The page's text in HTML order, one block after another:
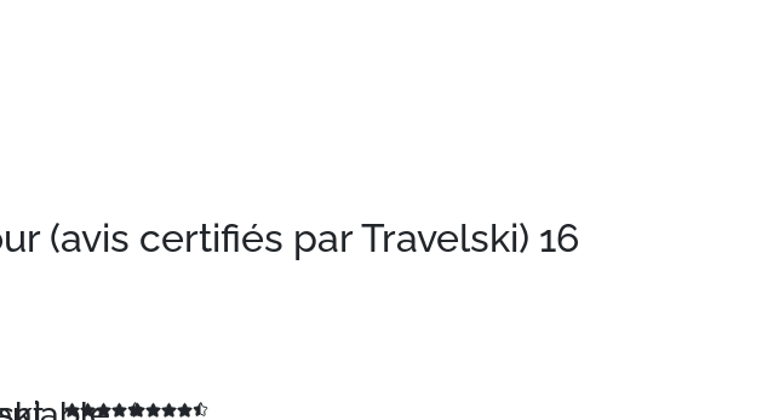
(avis certifiés par Travelski) 16